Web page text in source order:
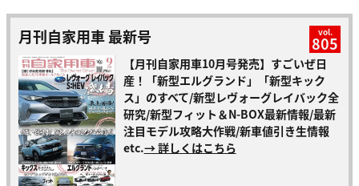
月刊自家用車 最新号 vol.
805
【月刊自家用車10月号発売】すごいぜ日
産！「新型エルグランド」「新型キック
ス」のすべて/新型レヴォーグレイバック全
研究/新型フィット＆N-BOX最新情報/最新
注目モデル攻略大作戦/新車値引き生情報
etc.→ 詳しくはこちら